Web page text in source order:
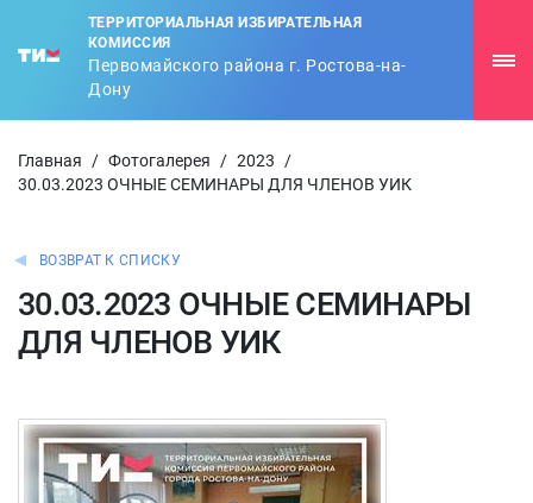
ТЕРРИТОРИАЛЬНАЯ ИЗБИРАТЕЛЬНАЯ
КОМИССИЯ
Первомайского района г. Ростова-на-
Дону
Главная / Фотогалерея / 2023
/
30.03.2023 ОЧНЫЕ СЕМИНАРЫ ДЛЯ ЧЛЕНОВ УИК
ВОЗВРАТ К СПИСКУ
30.03.2023 ОЧНЫЕ СЕМИНАРЫ
ДЛЯ ЧЛЕНОВ УИК